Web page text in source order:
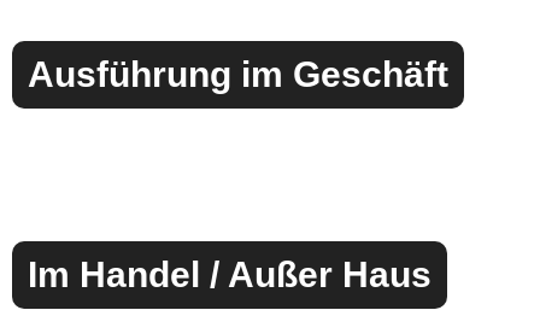
Ausführung im Geschäft
Im Handel / Außer Haus